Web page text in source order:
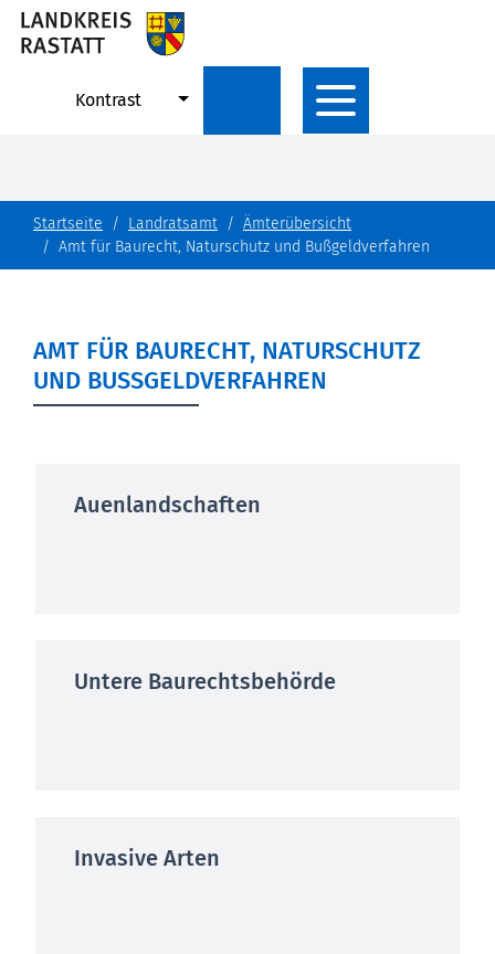
Kontrast
Startseite Landratsamt
Ämterübersicht
Amt für Baurecht, Naturschutz und Bußgeldverfahren
AMT FÜR BAURECHT, NATURSCHUTZ
UND BUSSGELDVERFAHREN
Auenlandschaften
Untere Baurechtsbehörde
Invasive Arten